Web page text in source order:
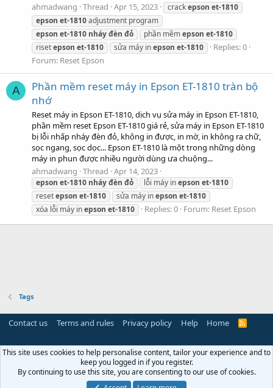
ahmadwang Thread Apr 15, 2023 crackepson et-1810
epson et-1810adjustment program
epson et-1810 nháyđèn đỏ phần mềmepson et-1810
risetepson et-1810 sửa máy inepson et-1810
Replies: 0
Forum: Reset Epson
A
Phần mềm reset máy in Epson ET-1810 tràn bộ
nhớ
Reset máy in Epson ET-1810, dịch vụ sửa máy in Epson ET-1810,
phần mềm reset Epson ET-1810 giá rẻ, sửa máy in Epson ET-1810
bị lỗi nhấp nháy đèn đỏ, không in được, in mờ, in không ra chữ,
sọc ngang, sọc dọc... Epson ET-1810 là một trong những dòng
máy in phun được nhiều người dùng ưa chuộng...
ahmadwang Thread Apr 14, 2023
epson et-1810 nháyđèn đỏ lỗi máy inepson et-1810
resetepson et-1810 sửa máy inepson et-1810
xóa lỗi máy inepson et-1810 Replies: 0 Forum: Reset Epson
Tags
Contact us Terms and rules Privacy policy Help Home
R
This site uses cookies to help personalise content, tailor your experience and to
keep you logged in if you register.
By continuing to use this site, you are consenting to our use of cookies.